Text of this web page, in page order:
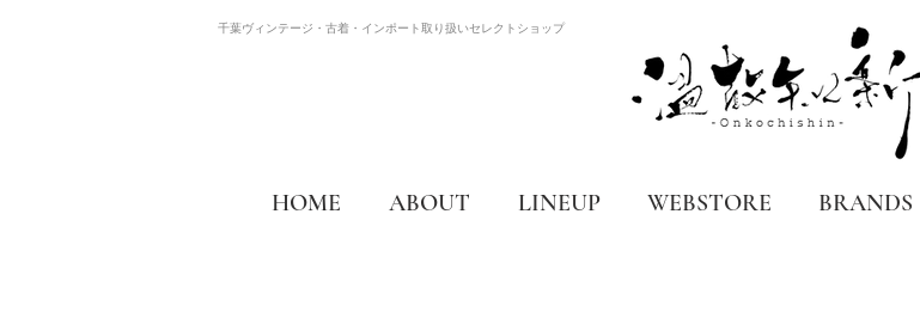
千葉ヴィンテージ・古着・インポート取り扱いセレクトショップ
HOME ABOUT LINEUP WEBSTORE BRANDS